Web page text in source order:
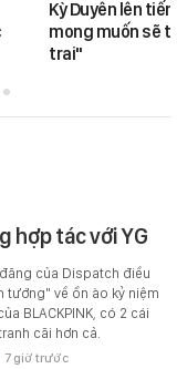
Kỳ Duyên lên
mong muốn sẽ
trai"
hợp tác với YG
của Dispatch điều
tướng" về ồn ào kỷ niệm
BLACKPINK, có 2 cái
cãi hơn cả.
7 giờ trước